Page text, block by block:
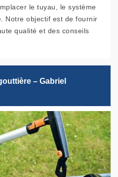
le tuyau, le système
Notre objectif est de fournir
qualité et des conseils
– Gabriel